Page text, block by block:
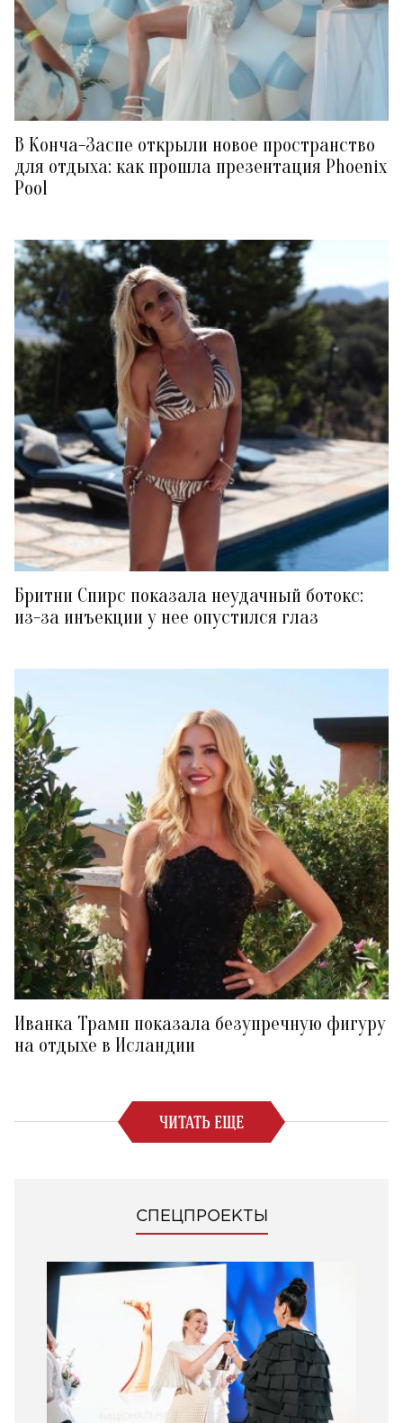
В Конча-Заспе открыли новое пространство
для отдыха: как прошла презентация Phoenix
Pool
Бритни Спирс показала неудачный ботокс:
из-за инъекции у нее опустился глаз
Иванка Трамп показала безупречную фигуру
на отдыхе в Исландии
ЧИТАТЬ ЕЩЕ
СПЕЦПРОЕКТЫ